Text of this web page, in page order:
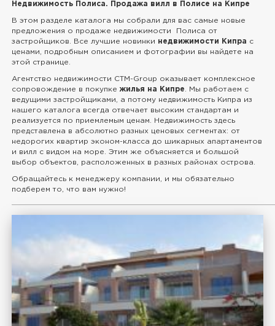
Недвижимость Полиса. Продажа вилл в Полисе на Кипре
В этом разделе каталога мы собрали для вас самые новые
предложения о продаже недвижимости Полиса от
застройщиков. Все лучшие новинки недвижимости Кипра с
ценами, подробным описанием и фотографии вы найдете на
этой странице.
Агентство недвижимости CTM-Group оказывает комплексное
сопровождение в покупкежилья на Кипре
. Мы работаем с
ведущими застройщиками, а потому недвижимость Кипра из
нашего каталога всегда отвечает высоким стандартам и
реализуется по приемлемым ценам. Недвижимость здесь
представлена в абсолютно разных ценовых сегментах: от
недорогих квартир эконом-класса до шикарных апартаментов
и вилл с видом на море. Этим же объясняется и большой
выбор объектов, расположенных в разных районах острова.
Обращайтесь к менеджеру компании, и мы обязательно
подберем то, что вам нужно!